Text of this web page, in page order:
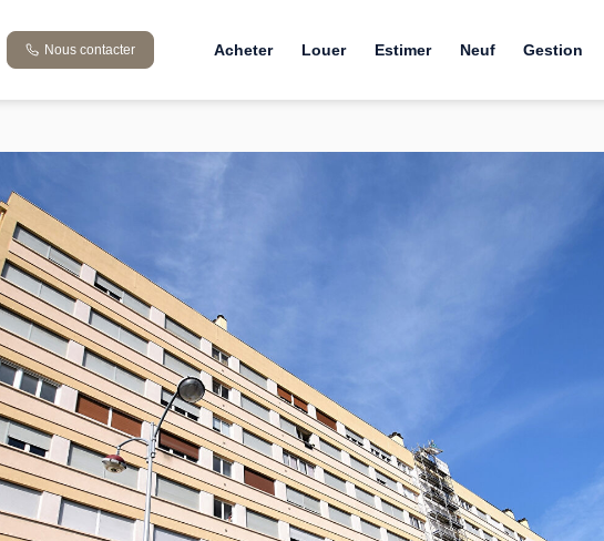
Nous contacter Acheter Louer Estimer Neuf Gestion